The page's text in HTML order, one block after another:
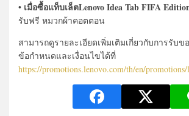
• เมื่อซื้อแท็บเล็ตLenovo Idea Tab FIFA
รับฟรี หมวกผ้าคอตตอน
สามารถดูรายละเอียดเพิ่มเติมเกี่ยวกับการรับข
ข้อกำหนดและเงื่อนไขได้ที่
https://promotions.lenovo.com/th/en/